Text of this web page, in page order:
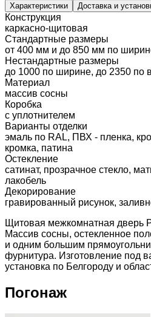
Характеристики Доставка и
Конструкция
каркасно-щитовая
Стандартные размеры
от 400 мм и до 850 мм по
Нестандартные размеры
до 1000 по ширине, до 2350 по
Материал
массив сосны
Коробка
с уплотнителем
Варианты отделки
эмаль по RAL, ПВХ - пленка,
кромка, патина
Остекление
сатинат, прозрачное стекло,
лакобель
Декорирование
гравированный рисунок,
Щитовая межкомнатная дверь
Массив сосны, остекленное
и одним большим
фурнитура. Изготовление под
установка по Белгороду и
Погонаж